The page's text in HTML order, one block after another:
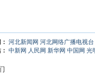
河北新闻网 河北网络广播电视台
中新网 人民网 新华网 中国网 光